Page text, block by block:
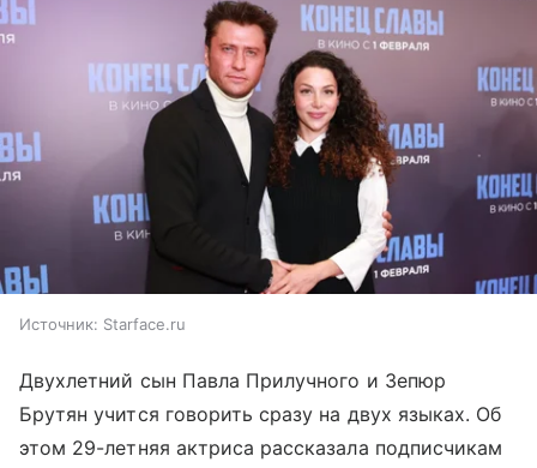
Источник: Starface.ru
Двухлетний сын Павла Прилучного и Зепюр
Брутян учится говорить сразу на двух языках. Об
этом 29-летняя актриса рассказала подписчикам